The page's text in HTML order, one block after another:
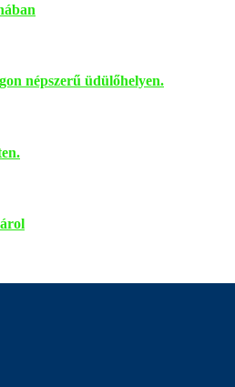
népszerű üdülőhelyen.